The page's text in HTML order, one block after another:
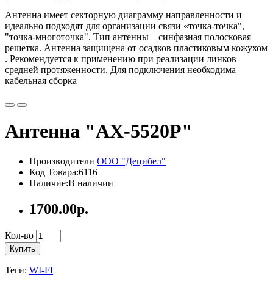
Антенна имеет секторную диаграмму направленности и
идеально подходят для организации связи «точка-точка",
"точка-многоточка". Тип антенны – синфазная полосковая
решетка. Антенна защищена от осадков пластиковым кожухом
. Рекомендуется к применению при реализации линков
средней протяженности. Для подключения необходима
кабельная сборка
Антенна "AX-5520P"
Производители ООО "Децибел"
Код Товара:6116
Наличие:В наличии
1700.00р.
Кол-во
Купить
Теги: WI-FI